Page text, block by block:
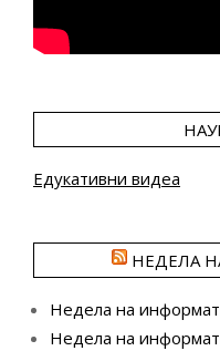
Едукативни видеа
НЕДЕЛА
Недела на
Недела на